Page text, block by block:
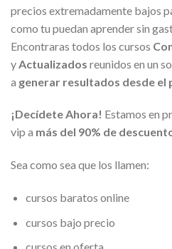
precios extremadamente bajos
como tu puedan aprender sin
Encontraras todos los cursos
y Actualizados reunidos en un
a generar resultados desde el
¡Decídete Ahora! Estamos en
vip a más del 90% de
Sea como sea que los llamen:
cursos baratos online
cursos bajo precio